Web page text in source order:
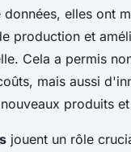
données, elles ont
production et
Cela a permis
mais aussi
produits
jouent un rôle